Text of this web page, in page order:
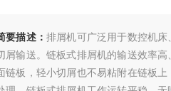
要描述： 排屑机可广泛用于数控机
屑输送。链板式排屑机的输送效率
链板，轻小切屑也不易粘附在链板